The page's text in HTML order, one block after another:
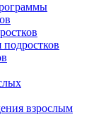
взрослым